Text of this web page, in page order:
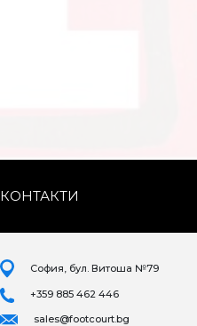
КОНТАКТИ
София, бул. Витоша №79
+359 885 462 446
sales@footcourt.bg